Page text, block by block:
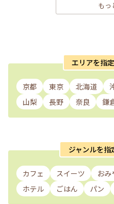
もっ
エリアを指
京都 東京 北海道
山梨
長野 奈良 鎌
ジャンルを指
カフェ スイーツ おみ
ホテル
ごはん パン